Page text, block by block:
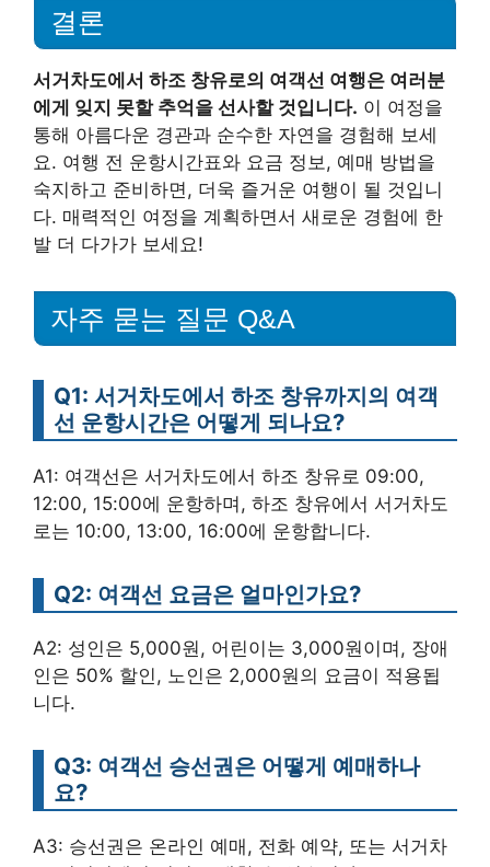
결론
서거차도에서 하조 창유로의 여객선 여행은 여러분
에게 잊지 못할 추억을 선사할 것입니다. 이 여정을
통해 아름다운 경관과 순수한 자연을 경험해 보세
요. 여행 전 운항시간표와 요금 정보, 예매 방법을
숙지하고 준비하면, 더욱 즐거운 여행이 될 것입니
다. 매력적인 여정을 계획하면서 새로운 경험에 한
발 더 다가가 보세요!
자주 묻는 질문 Q&A
Q1: 서거차도에서 하조 창유까지의 여객
선 운항시간은 어떻게 되나요?
A1: 여객선은 서거차도에서 하조 창유로 09:00,
12:00, 15:00에 운항하며, 하조 창유에서 서거차도
로는 10:00, 13:00, 16:00에 운항합니다.
Q2: 여객선 요금은 얼마인가요?
A2: 성인은 5,000원, 어린이는 3,000원이며, 장애
인은 50% 할인, 노인은 2,000원의 요금이 적용됩
니다.
Q3: 여객선 승선권은 어떻게 예매하나
요?
A3: 승선권은 온라인 예매, 전화 예약, 또는 서거차